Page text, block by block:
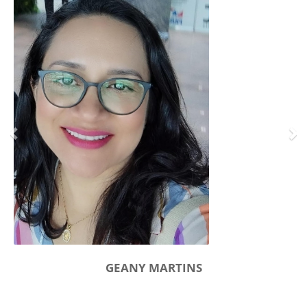
GEANY MARTINS